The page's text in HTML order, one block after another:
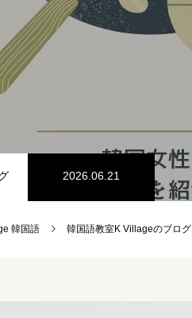
2026.06.21
韓国語 韓国語教室K Villageのブログ